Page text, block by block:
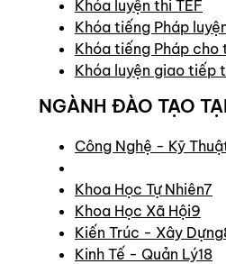
Khóa luyện thi TEF
Khóa tiếng Pháp
Khóa tiếng Pháp cho
Khóa luyện giao tiếp
NGÀNH ĐÀO TẠO
Công Nghệ - Kỹ
Khoa Học Tự Nhiên7
Khoa Học Xã Hội9
Kiến Trúc - Xây Dựng
Kinh Tế - Quản Lý18